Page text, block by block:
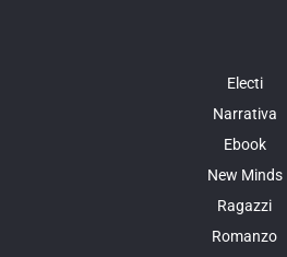
Electi
Narrativa
Ebook
New Minds
Ragazzi
Romanzo